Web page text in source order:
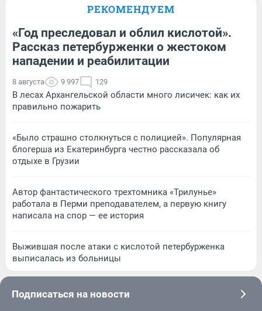
РЕКОМЕНДУЕМ
«Год преследовал и облил кислотой».
Рассказ петербурженки о жестоком
нападении и реабилитации
8 августа 9 997 129
В лесах Архангельской области много лисичек: как их
правильно пожарить
«Было страшно столкнуться с полицией». Популярная
блогерша из Екатеринбурга честно рассказала об
отдыхе в Грузии
Автор фантастического трехтомника «Трилунье»
работала в Перми преподавателем, а первую книгу
написала на спор — ее история
Выжившая после атаки с кислотой петербурженка
выписалась из больницы
Подписаться на новости